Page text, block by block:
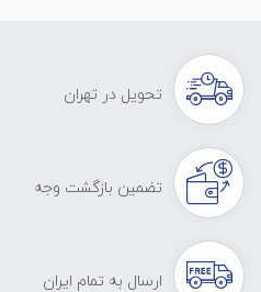
تحویل در تهران
تضمین بازگشت وجه
ارسال به تمام ایران